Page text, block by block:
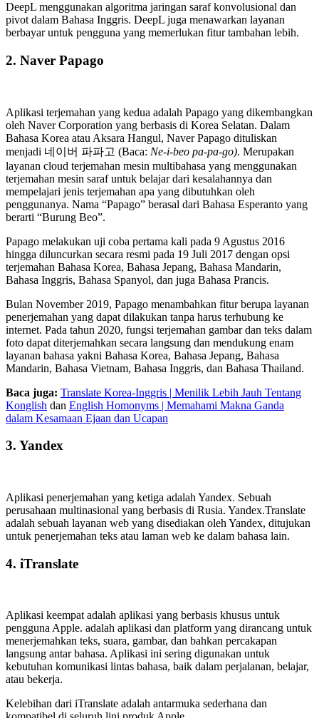
DeepL menggunakan algoritma jaringan saraf konvolusional dan
pivot dalam Bahasa Inggris. DeepL juga menawarkan layanan
berbayar untuk pengguna yang memerlukan fitur tambahan lebih.
2. Naver Papago
Aplikasi terjemahan yang kedua adalah Papago yang dikembangkan
oleh Naver Corporation yang berbasis di Korea Selatan. Dalam
Bahasa Korea atau Aksara Hangul, Naver Papago dituliskan
menjadi 네이버 파파고 (Baca: Ne-i-beo pa-pa-go). Merupakan
layanan cloud terjemahan mesin multibahasa yang menggunakan
terjemahan mesin saraf untuk belajar dari kesalahannya dan
mempelajari jenis terjemahan apa yang dibutuhkan oleh
penggunanya. Nama “Papago” berasal dari Bahasa Esperanto yang
berarti “Burung Beo”.
Papago melakukan uji coba pertama kali pada 9 Agustus 2016
hingga diluncurkan secara resmi pada 19 Juli 2017 dengan opsi
terjemahan Bahasa Korea, Bahasa Jepang, Bahasa Mandarin,
Bahasa Inggris, Bahasa Spanyol, dan juga Bahasa Prancis.
Bulan November 2019, Papago menambahkan fitur berupa layanan
penerjemahan yang dapat dilakukan tanpa harus terhubung ke
internet. Pada tahun 2020, fungsi terjemahan gambar dan teks dalam
foto dapat diterjemahkan secara langsung dan mendukung enam
layanan bahasa yakni Bahasa Korea, Bahasa Jepang, Bahasa
Mandarin, Bahasa Vietnam, Bahasa Inggris, dan Bahasa Thailand.
Baca juga: Translate Korea-Inggris | Menilik Lebih Jauh Tentang
Konglish dan English Homonyms | Memahami Makna Ganda
dalam Kesamaan Ejaan dan Ucapan
3. Yandex
Aplikasi penerjemahan yang ketiga adalah Yandex. Sebuah
perusahaan multinasional yang berbasis di Rusia. Yandex.Translate
adalah sebuah layanan web yang disediakan oleh Yandex, ditujukan
untuk penerjemahan teks atau laman web ke dalam bahasa lain.
4. iTranslate
Aplikasi keempat adalah aplikasi yang berbasis khusus untuk
pengguna Apple. adalah aplikasi dan platform yang dirancang untuk
menerjemahkan teks, suara, gambar, dan bahkan percakapan
langsung antar bahasa. Aplikasi ini sering digunakan untuk
kebutuhan komunikasi lintas bahasa, baik dalam perjalanan, belajar,
atau bekerja.
Kelebihan dari iTranslate adalah antarmuka sederhana dan